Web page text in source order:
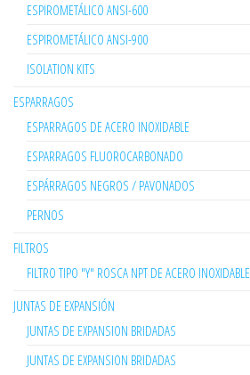
ESPIROMETÁLICO ANSI-600
ESPIROMETÁLICO ANSI-900
ISOLATION KITS
ESPARRAGOS
ESPARRAGOS DE ACERO INOXIDABLE
ESPARRAGOS FLUOROCARBONADO
ESPÁRRAGOS NEGROS / PAVONADOS
PERNOS
FILTROS
FILTRO TIPO "Y" ROSCA NPT DE ACERO INOXIDABLE
JUNTAS DE EXPANSIÓN
JUNTAS DE EXPANSION BRIDADAS
JUNTAS DE EXPANSION BRIDADAS